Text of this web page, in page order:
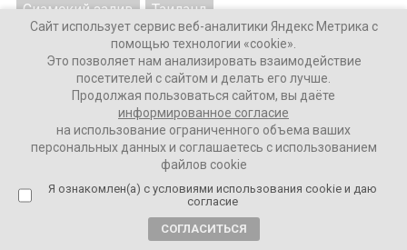
Сиамский залив
Таиланд
Комментировать
Загрузить больше материалов
Сайт использует сервис веб-аналитики Яндекс Метрика с
помощью технологии «cookie».
Это позволяет нам анализировать взаимодействие
посетителей с сайтом и делать его лучше.
Продолжая пользоваться сайтом, вы даёте
информированное согласие
на использование ограниченного объема ваших
персональных данных и соглашаетесь с использованием
файлов cookie
Я ознакомлен(а) с условиями использования cookie и даю
согласие
СОГЛАСИТЬСЯ